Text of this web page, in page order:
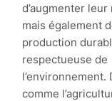
d’augmenter
mais également
production
respectueuse de
l’environnement.
comme